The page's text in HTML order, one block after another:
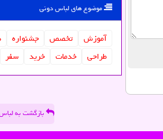
موضوع های لباس دونی
آموزش تخصص جشنواره
طراحی
خدمات خرید سفر
بازگشت به